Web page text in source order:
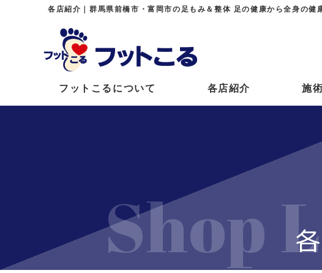
各店紹介｜群馬県前橋市・富岡市の足もみ＆整体 足の健康から全身の健
フットこるについて 各店紹介 施
Shop